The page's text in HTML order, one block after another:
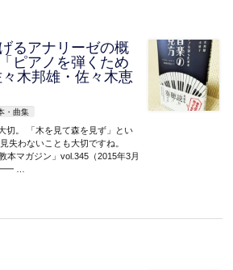
るアナリーゼの概
ピアノを弾くため
木邦雄・佐々木恵
・曲集
切。 「木を見て森を見ず」とい
失わないことも大切ですね。
本マガジン」vol.345（2015年3月
…